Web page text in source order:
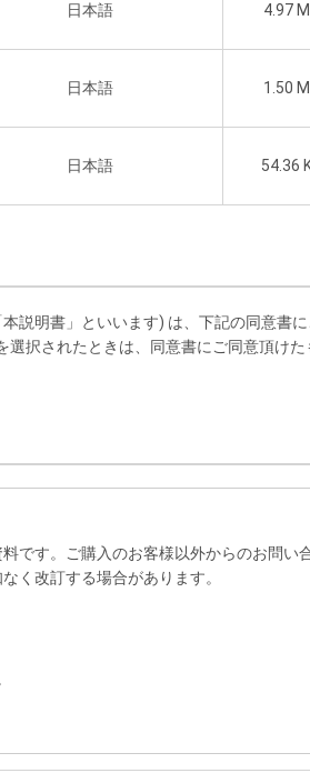
日本語 4.97
日本語 1.50
日本語 54.36
説明書」といいます) は、下記の同意書
択されたときは、同意書にご同意頂け
です。ご購入のお客様以外からのお問い
く改訂する場合があります。